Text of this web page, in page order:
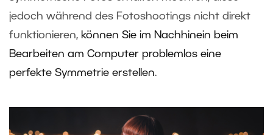
jedoch während des Fotoshootings nicht direkt
funktionieren, können Sie im Nachhinein beim
Bearbeiten am Computer problemlos eine
perfekte Symmetrie erstellen.